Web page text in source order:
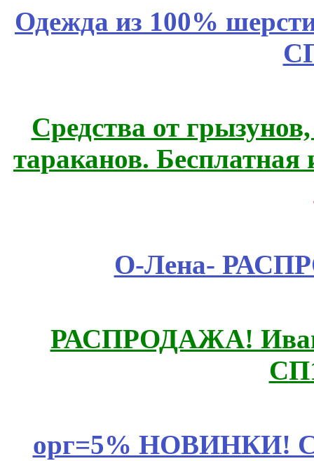
Одежда из 100%
Средства от
тараканов.
О-Лена-
РАСПРОДАЖА!
орг=5% НОВИНКИ!